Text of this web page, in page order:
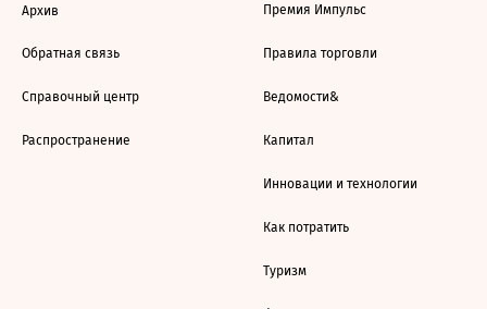
Архив
Обратная связь
Справочный центр
Распространение
Премия Импульс
Правила торговли
Ведомости&
Капитал
Инновации и технологии
Как потратить
Туризм